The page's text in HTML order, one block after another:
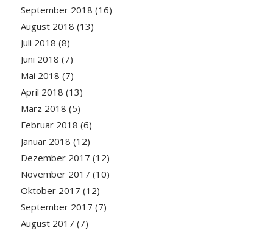
September 2018 (16)
August 2018 (13)
Juli 2018 (8)
Juni 2018 (7)
Mai 2018 (7)
April 2018 (13)
März 2018 (5)
Februar 2018 (6)
Januar 2018 (12)
Dezember 2017 (12)
November 2017 (10)
Oktober 2017 (12)
September 2017 (7)
August 2017 (7)